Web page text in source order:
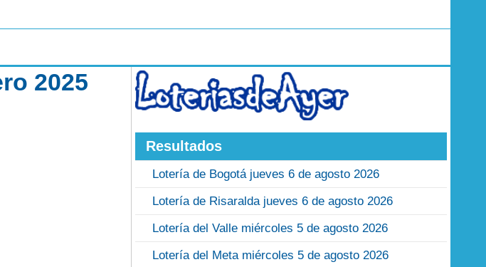
2025
Resultados
Lotería de Bogotá jueves 6 de agosto 2026
Lotería de Risaralda jueves 6 de agosto 2026
Lotería del Valle miércoles 5 de agosto 2026
Lotería del Meta miércoles 5 de agosto 2026